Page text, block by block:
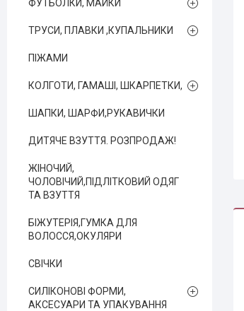
ФУТБОЛКИ, МАЙКИ
ТРУСИ, ПЛАВКИ ,КУПАЛЬНИКИ
ПІЖАМИ
КОЛГОТИ, ГАМАШІ, ШКАРПЕТКИ,
ШАПКИ, ШАРФИ,РУКАВИЧКИ
ДИТЯЧЕ ВЗУТТЯ. РОЗПРОДАЖ!
ЖІНОЧИЙ,
ЧОЛОВІЧИЙ,ПІДЛІТКОВИЙ ОДЯГ
ТА ВЗУТТЯ
БІЖУТЕРІЯ,ГУМКА ДЛЯ
ВОЛОССЯ,ОКУЛЯРИ
СВІЧКИ
СИЛІКОНОВІ ФОРМИ,
АКСЕСУАРИ ТА УПАКУВАННЯ